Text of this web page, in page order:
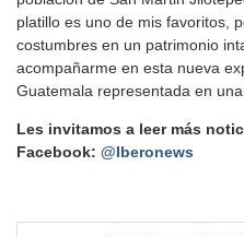
platillo es uno de mis favoritos,
costumbres en un patrimonio
acompañarme en esta nueva
Guatemala representada en una
Les invitamos a leer más
Facebook: @Iberonews